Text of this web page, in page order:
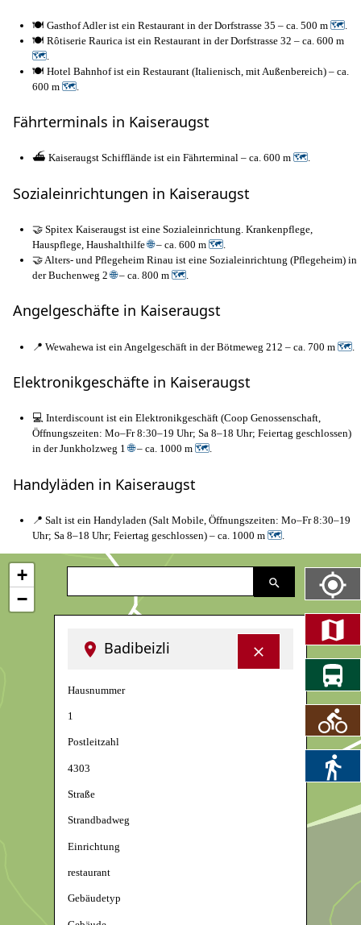
🍽️ Gasthof Adler ist ein Restaurant in der Dorfstrasse 35 – ca. 500 m 🗺
🍽️ Rôtiserie Raurica ist ein Restaurant in der Dorfstrasse 32 – ca. 600 m
🗺
🍽️ Hotel Bahnhof ist ein Restaurant (Italienisch, mit Außenbereich) – ca.
600 m 🗺
Fährterminals in Kaiseraugst
⛴️ Kaiseraugst Schifflände ist ein Fährterminal – ca. 600 m 🗺.
Sozialeinrichtungen in Kaiseraugst
🤝 Spitex Kaiseraugst ist eine Sozialeinrichtung. Krankenpflege,
Hauspflege, Haushalthilfe🌐– ca. 600 m 🗺
🤝 Alters- und Pflegeheim Rinau ist eine Sozialeinrichtung (Pflegeheim) in
der Buchenweg 2🌐– ca. 800 m 🗺
Angelgeschäfte in Kaiseraugst
📍 Wewahewa ist ein Angelgeschäft in der Bötmeweg 212 – ca. 700 m 🗺
Elektronikgeschäfte in Kaiseraugst
💻 Interdiscount ist ein Elektronikgeschäft (Coop Genossenschaft,
Öffnungszeiten: Mo–Fr 8:30–19 Uhr; Sa 8–18 Uhr; Feiertag geschlossen)
in der Junkholzweg 1🌐– ca. 1000 m 🗺.
Handyläden in Kaiseraugst
📍 Salt ist ein Handyladen (Salt Mobile, Öffnungszeiten: Mo–Fr 8:30–19
Uhr; Sa 8–18 Uhr; Feiertag geschlossen) – ca. 1000 m 🗺
Badibeizli
Hausnummer
1
Postleitzahl
4303
Straße
Strandbadweg
Einrichtung
restaurant
Gebäudetyp
+
−